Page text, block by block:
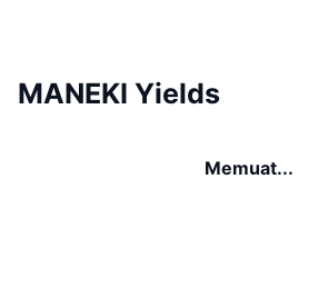
MANEKI Yields
Memuat...